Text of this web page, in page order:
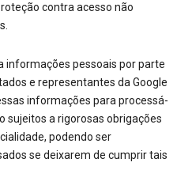
contra acesso não
informações pessoais por parte
e representantes da Google
informações para processá-
sujeitos a rigorosas obrigações
podendo ser
se deixarem de cumprir tais